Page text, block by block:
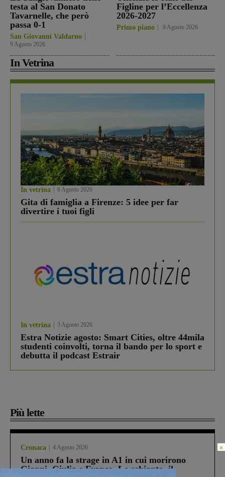
testa al San Donato
Tavarnelle, che però
passa 0-1
San Giovanni Valdarno
9 Agosto 2026
Figline per l’Eccellenza
2026-2027
Primo piano 9 Agosto 2026
In Vetrina
In vetrina 6 Agosto 2026
Gita di famiglia a Firenze: 5 idee per far
divertire i tuoi figli
In vetrina 3 Agosto 2026
Estra Notizie agosto: Smart Cities, oltre 44mila
studenti coinvolti, torna il bando per lo sport e
debutta il podcast Estrair
Più lette
Cronaca 4 Agosto 2026
Un anno fa la strage in A1 in cui morirono
Gianni, Giulia e Franco. Lo schianto, il
×